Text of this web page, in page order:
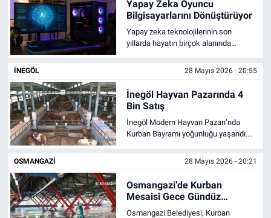
Yapay Zeka Oyuncu
Bilgisayarlarını Dönüştürüyor
Yapay zeka teknolojilerinin son
yıllarda hayatın birçok alanında
dünyasında yeni bir dönüşüm dalgası
İNEGÖL 28 Mayıs 2026 - 20:55
İnegöl Hayvan Pazarında 4
Bin Satış
İnegöl Modern Hayvan Pazarı’nda
Kurban Bayramı yoğunluğu yaşandı.
pazar yüzde 100 doluluğa ulaştı.
OSMANGAZI 28 Mayıs 2026 - 20:21
Osmangazi’de Kurban
Mesaisi Gece Gündüz
Sürüyor
Osmangazi Belediyesi, Kurban
Teknoloji
Magazin
Siyaset
Yaşam
Spor
Nöbetçi Eczaneler